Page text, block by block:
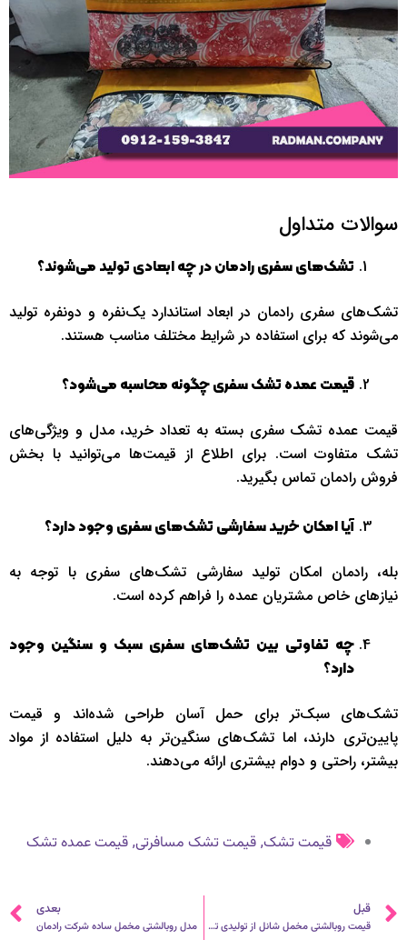
سوالات متداول
تشک‌های سفری رادمان در چه ابعادی تولید می‌شوند؟
تشک‌های سفری رادمان در ابعاد استاندارد یک‌نفره و دونفره تولید
می‌شوند که برای استفاده در شرایط مختلف مناسب هستند.
قیمت عمده تشک سفری چگونه محاسبه می‌شود؟
قیمت عمده تشک سفری بسته به تعداد خرید، مدل و ویژگی‌های
تشک متفاوت است. برای اطلاع از قیمت‌ها می‌توانید با بخش
فروش رادمان تماس بگیرید.
آیا امکان خرید سفارشی تشک‌های سفری وجود دارد؟
بله، رادمان امکان تولید سفارشی تشک‌های سفری با توجه به
نیازهای خاص مشتریان عمده را فراهم کرده است.
چه تفاوتی بین تشک‌های سفری سبک و سنگین وجود
دارد؟
تشک‌های سبک‌تر برای حمل آسان طراحی شده‌اند و قیمت
پایین‌تری دارند، اما تشک‌های سنگین‌تر به دلیل استفاده از مواد
بیشتر، راحتی و دوام بیشتری ارائه می‌دهند.
قیمت تشک, قیمت تشک مسافرتی, قیمت عمده تشک
قبلی
قبل
قیمت روبالشتی مخمل شانل از تولیدی تهران
بعدی
مدل روبالشتی مخمل ساده شرکت رادمان